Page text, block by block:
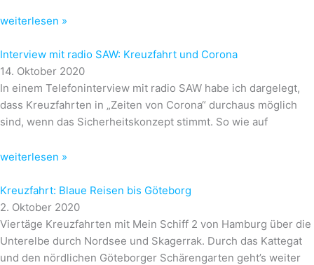
weiterlesen »
Interview mit radio SAW: Kreuzfahrt und Corona
14. Oktober 2020
In einem Telefoninterview mit radio SAW habe ich dargelegt,
dass Kreuzfahrten in „Zeiten von Corona“ durchaus möglich
sind, wenn das Sicherheitskonzept stimmt. So wie auf
weiterlesen »
Kreuzfahrt: Blaue Reisen bis Göteborg
2. Oktober 2020
Viertäge Kreuzfahrten mit Mein Schiff 2 von Hamburg über die
Unterelbe durch Nordsee und Skagerrak. Durch das Kattegat
und den nördlichen Göteborger Schärengarten geht’s weiter